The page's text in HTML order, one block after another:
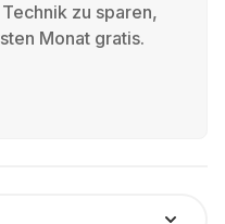
zu sparen,
Monat gratis.